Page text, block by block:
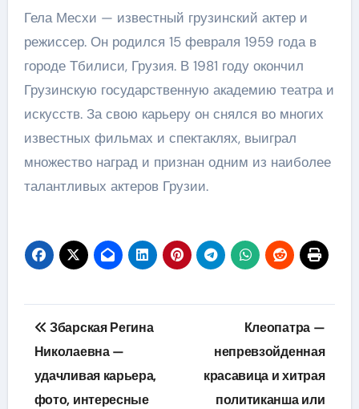
Гела Месхи — известный грузинский актер и
режиссер. Он родился 15 февраля 1959 года в
городе Тбилиси, Грузия. В 1981 году окончил
Грузинскую государственную академию театра и
искусств. За свою карьеру он снялся во многих
известных фильмах и спектаклях, выиграл
множество наград и признан одним из наиболее
талантливых актеров Грузии.
Навигация
по
записям
Збарская Регина
Николаевна —
удачливая карьера,
фото, интересные
Клеопатра —
непревзойденная
красавица и хитрая
политиканша или